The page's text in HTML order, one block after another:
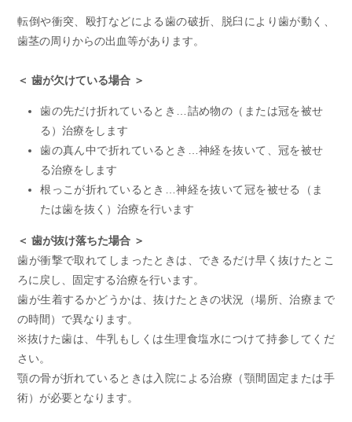
転倒や衝突、殴打などによる歯の破折、脱臼により歯が動く、
歯茎の周りからの出血等があります。
＜ 歯が欠けている場合 ＞
歯の先だけ折れているとき…詰め物の（または冠を被せ
る）治療をします
歯の真ん中で折れているとき…神経を抜いて、冠を被せ
る治療をします
根っこが折れているとき…神経を抜いて冠を被せる（ま
たは歯を抜く）治療を行います
＜ 歯が抜け落ちた場合 ＞
歯が衝撃で取れてしまったときは、できるだけ早く抜けたとこ
ろに戻し、固定する治療を行います。
歯が生着するかどうかは、抜けたときの状況（場所、治療まで
の時間）で異なります。
※抜けた歯は、牛乳もしくは生理食塩水につけて持参してくだ
さい。
顎の骨が折れているときは入院による治療（顎間固定または手
術）が必要となります。